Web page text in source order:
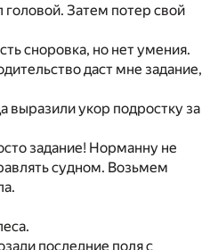
головой. Затем потер свой
сноровка, но нет умения.
даст мне задание,
выразили укор подростку за
задание! Норманну не
судном. Возьмем
последние поля с